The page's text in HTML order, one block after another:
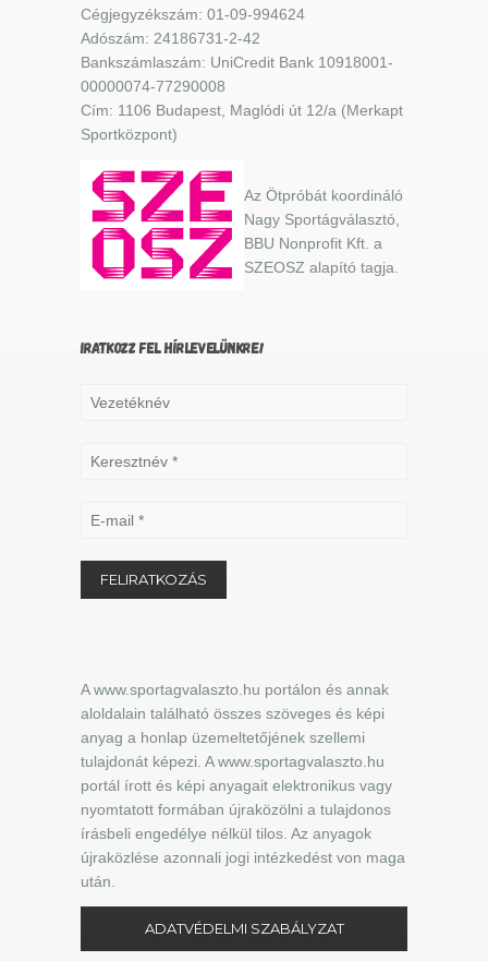
Cégjegyzékszám: 01-09-994624
Adószám: 24186731-2-42
Bankszámlaszám: UniCredit Bank 10918001-
00000074-77290008
Cím: 1106 Budapest, Maglódi út 12/a (Merkapt
Sportközpont)
Az Ötpróbát koordináló
Nagy Sportágválasztó,
BBU Nonprofit Kft. a
SZEOSZ alapító tagja.
IRATKOZZ FEL HÍRLEVELÜNKRE!
A www.sportagvalaszto.hu portálon és annak
aloldalain található összes szöveges és képi
anyag a honlap üzemeltetőjének szellemi
tulajdonát képezi. A www.sportagvalaszto.hu
portál írott és képi anyagait elektronikus vagy
nyomtatott formában újraközölni a tulajdonos
írásbeli engedélye nélkül tilos. Az anyagok
újraközlése azonnali jogi intézkedést von maga
után.
ADATVÉDELMI SZABÁLYZAT